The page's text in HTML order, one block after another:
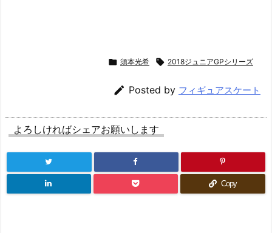
 須本光希  2018ジュニアGPシリーズ
 Posted by フィギュアスケート
よろしければシェアお願いします
Copy